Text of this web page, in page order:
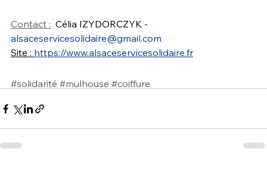
Contact : Célia IZYDORCZYK -
alsaceservicesolidaire@gmail.com
Site : https://www.alsaceservicesolidaire.fr
#solidarité #mulhouse #coiffure